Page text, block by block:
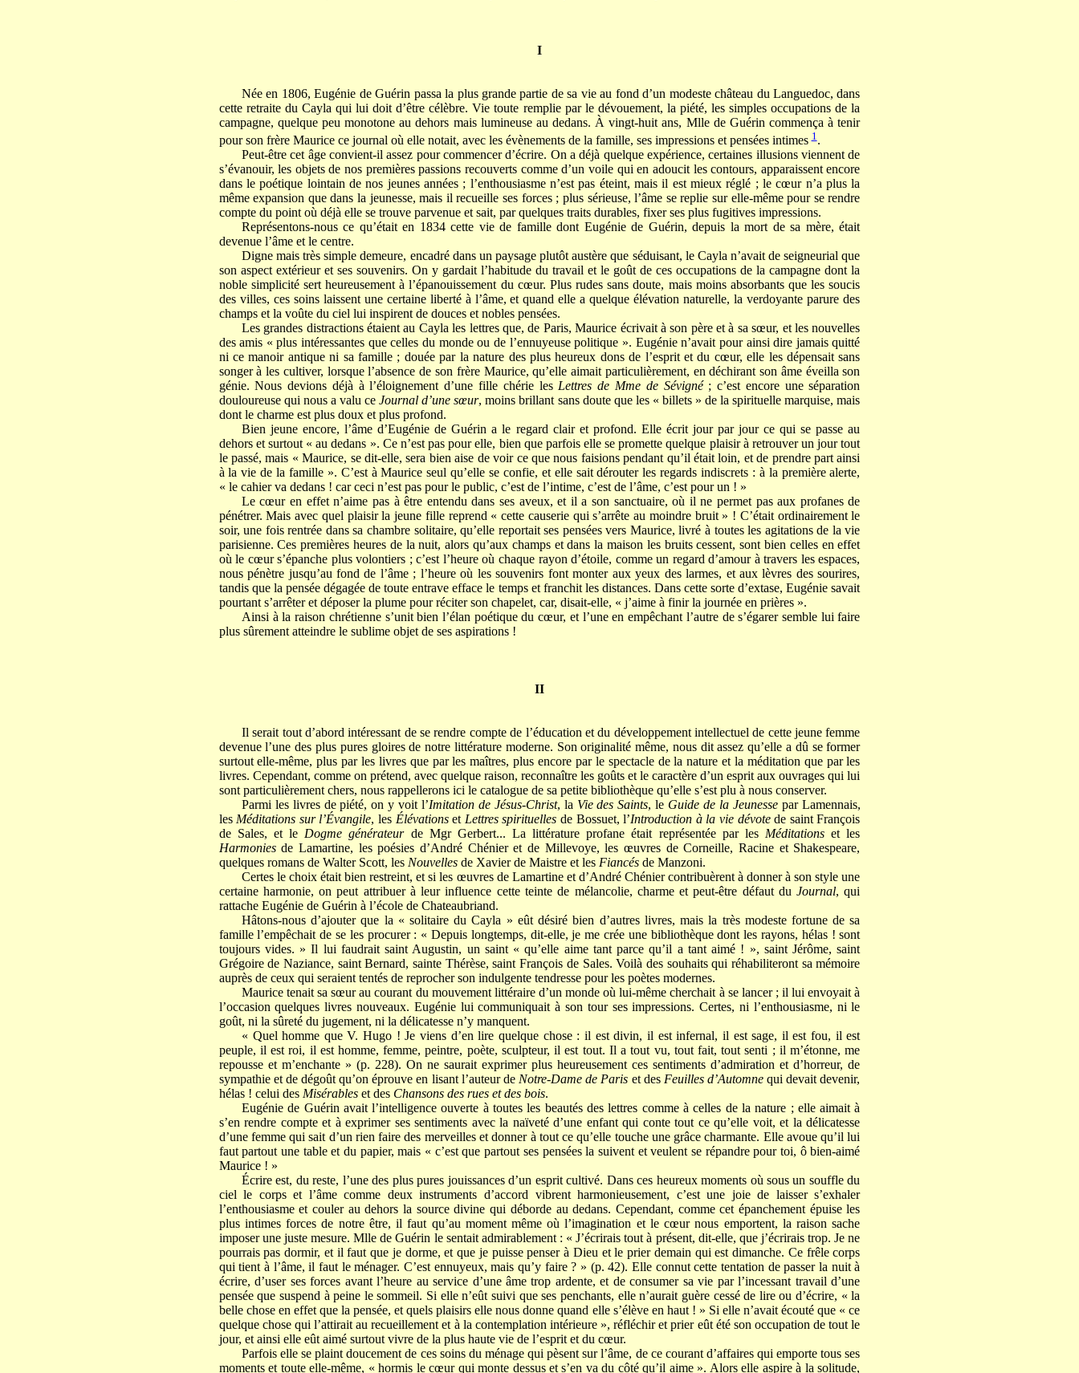
I
Née en 1806, Eugénie de Guérin passa la plus grande partie de sa vie au fond d’un modeste château du Languedoc, dans
cette retraite du Cayla qui lui doit d’être célèbre. Vie toute remplie par le dévouement, la piété, les simples occupations de la
campagne, quelque peu monotone au dehors mais lumineuse au dedans. À vingt-huit ans, Mlle de Guérin commença à tenir
pour son frère Maurice ce journal où elle notait, avec les évènements de la famille, ses impressions et pensées intimes 1.
Peut-être cet âge convient-il assez pour commencer d’écrire. On a déjà quelque expérience, certaines illusions viennent de
s’évanouir, les objets de nos premières passions recouverts comme d’un voile qui en adoucit les contours, apparaissent encore
dans le poétique lointain de nos jeunes années ; l’enthousiasme n’est pas éteint, mais il est mieux réglé ; le cœur n’a plus la
même expansion que dans la jeunesse, mais il recueille ses forces ; plus sérieuse, l’âme se replie sur elle-même pour se rendre
compte du point où déjà elle se trouve parvenue et sait, par quelques traits durables, fixer ses plus fugitives impressions.
Représentons-nous ce qu’était en 1834 cette vie de famille dont Eugénie de Guérin, depuis la mort de sa mère, était
devenue l’âme et le centre.
Digne mais très simple demeure, encadré dans un paysage plutôt austère que séduisant, le Cayla n’avait de seigneurial que
son aspect extérieur et ses souvenirs. On y gardait l’habitude du travail et le goût de ces occupations de la campagne dont la
noble simplicité sert heureusement à l’épanouissement du cœur. Plus rudes sans doute, mais moins absorbants que les soucis
des villes, ces soins laissent une certaine liberté à l’âme, et quand elle a quelque élévation naturelle, la verdoyante parure des
champs et la voûte du ciel lui inspirent de douces et nobles pensées.
Les grandes distractions étaient au Cayla les lettres que, de Paris, Maurice écrivait à son père et à sa sœur, et les nouvelles
des amis « plus intéressantes que celles du monde ou de l’ennuyeuse politique ». Eugénie n’avait pour ainsi dire jamais quitté
ni ce manoir antique ni sa famille ; douée par la nature des plus heureux dons de l’esprit et du cœur, elle les dépensait sans
songer à les cultiver, lorsque l’absence de son frère Maurice, qu’elle aimait particulièrement, en déchirant son âme éveilla son
génie. Nous devions déjà à l’éloignement d’une fille chérie les Lettres de Mme de Sévigné; c’est encore une séparation
douloureuse qui nous a valu ceJournal d’une sœur, moins brillant sans doute que les « billets » de la spirituelle marquise, mais
dont le charme est plus doux et plus profond.
Bien jeune encore, l’âme d’Eugénie de Guérin a le regard clair et profond. Elle écrit jour par jour ce qui se passe au
dehors et surtout « au dedans ». Ce n’est pas pour elle, bien que parfois elle se promette quelque plaisir à retrouver un jour tout
le passé, mais « Maurice, se dit-elle, sera bien aise de voir ce que nous faisions pendant qu’il était loin, et de prendre part ainsi
à la vie de la famille ». C’est à Maurice seul qu’elle se confie, et elle sait dérouter les regards indiscrets : à la première alerte,
« le cahier va dedans ! car ceci n’est pas pour le public, c’est de l’intime, c’est de l’âme, c’est pour un ! »
Le cœur en effet n’aime pas à être entendu dans ses aveux, et il a son sanctuaire, où il ne permet pas aux profanes de
pénétrer. Mais avec quel plaisir la jeune fille reprend « cette causerie qui s’arrête au moindre bruit » ! C’était ordinairement le
soir, une fois rentrée dans sa chambre solitaire, qu’elle reportait ses pensées vers Maurice, livré à toutes les agitations de la vie
parisienne. Ces premières heures de la nuit, alors qu’aux champs et dans la maison les bruits cessent, sont bien celles en effet
où le cœur s’épanche plus volontiers ; c’est l’heure où chaque rayon d’étoile, comme un regard d’amour à travers les espaces,
nous pénètre jusqu’au fond de l’âme ; l’heure où les souvenirs font monter aux yeux des larmes, et aux lèvres des sourires,
tandis que la pensée dégagée de toute entrave efface le temps et franchit les distances. Dans cette sorte d’extase, Eugénie savait
pourtant s’arrêter et déposer la plume pour réciter son chapelet, car, disait-elle, « j’aime à finir la journée en prières ».
Ainsi à la raison chrétienne s’unit bien l’élan poétique du cœur, et l’une en empêchant l’autre de s’égarer semble lui faire
plus sûrement atteindre le sublime objet de ses aspirations !
II
Il serait tout d’abord intéressant de se rendre compte de l’éducation et du développement intellectuel de cette jeune femme
devenue l’une des plus pures gloires de notre littérature moderne. Son originalité même, nous dit assez qu’elle a dû se former
surtout elle-même, plus par les livres que par les maîtres, plus encore par le spectacle de la nature et la méditation que par les
livres. Cependant, comme on prétend, avec quelque raison, reconnaître les goûts et le caractère d’un esprit aux ouvrages qui lui
sont particulièrement chers, nous rappellerons ici le catalogue de sa petite bibliothèque qu’elle s’est plu à nous conserver.
Parmi les livres de piété, on y voit l’Imitation de Jésus-Christ, la Vie des Saints, le Guide de la Jeunessepar Lamennais,
les Méditations sur l’Évangile, les Élévationset Lettres spirituelles de Bossuet, l’Introduction à la vie dévotede saint François
de Sales, et le Dogme générateurde Mgr Gerbert... La littérature profane était représentée par les Méditations et les
Harmoniesde Lamartine, les poésies d’André Chénier et de Millevoye, les œuvres de Corneille, Racine et Shakespeare,
quelques romans de Walter Scott, les Nouvellesde Xavier de Maistre et les Fiancésde Manzoni.
Certes le choix était bien restreint, et si les œuvres de Lamartine et d’André Chénier contribuèrent à donner à son style une
certaine harmonie, on peut attribuer à leur influence cette teinte de mélancolie, charme et peut-être défaut duJournal, qui
rattache Eugénie de Guérin à l’école de Chateaubriand.
Hâtons-nous d’ajouter que la « solitaire du Cayla » eût désiré bien d’autres livres, mais la très modeste fortune de sa
famille l’empêchait de se les procurer : « Depuis longtemps, dit-elle, je me crée une bibliothèque dont les rayons, hélas ! sont
toujours vides. » Il lui faudrait saint Augustin, un saint « qu’elle aime tant parce qu’il a tant aimé ! », saint Jérôme, saint
Grégoire de Naziance, saint Bernard, sainte Thérèse, saint François de Sales. Voilà des souhaits qui réhabiliteront sa mémoire
auprès de ceux qui seraient tentés de reprocher son indulgente tendresse pour les poètes modernes.
Maurice tenait sa sœur au courant du mouvement littéraire d’un monde où lui-même cherchait à se lancer ; il lui envoyait à
l’occasion quelques livres nouveaux. Eugénie lui communiquait à son tour ses impressions. Certes, ni l’enthousiasme, ni le
goût, ni la sûreté du jugement, ni la délicatesse n’y manquent.
« Quel homme que V. Hugo ! Je viens d’en lire quelque chose : il est divin, il est infernal, il est sage, il est fou, il est
peuple, il est roi, il est homme, femme, peintre, poète, sculpteur, il est tout. Il a tout vu, tout fait, tout senti ; il m’étonne, me
repousse et m’enchante » (p. 228). On ne saurait exprimer plus heureusement ces sentiments d’admiration et d’horreur, de
sympathie et de dégoût qu’on éprouve en lisant l’auteur de Notre-Dame de Paris et des Feuilles d’Automne qui devait devenir,
hélas ! celui des Misérableset des Chansons des rues et des bois.
Eugénie de Guérin avait l’intelligence ouverte à toutes les beautés des lettres comme à celles de la nature ; elle aimait à
s’en rendre compte et à exprimer ses sentiments avec la naïveté d’une enfant qui conte tout ce qu’elle voit, et la délicatesse
d’une femme qui sait d’un rien faire des merveilles et donner à tout ce qu’elle touche une grâce charmante. Elle avoue qu’il lui
faut partout une table et du papier, mais « c’est que partout ses pensées la suivent et veulent se répandre pour toi, ô bien-aimé
Maurice ! »
Écrire est, du reste, l’une des plus pures jouissances d’un esprit cultivé. Dans ces heureux moments où sous un souffle du
ciel le corps et l’âme comme deux instruments d’accord vibrent harmonieusement, c’est une joie de laisser s’exhaler
l’enthousiasme et couler au dehors la source divine qui déborde au dedans. Cependant, comme cet épanchement épuise les
plus intimes forces de notre être, il faut qu’au moment même où l’imagination et le cœur nous emportent, la raison sache
imposer une juste mesure. Mlle de Guérin le sentait admirablement : « J’écrirais tout à présent, dit-elle, que j’écrirais trop. Je ne
pourrais pas dormir, et il faut que je dorme, et que je puisse penser à Dieu et le prier demain qui est dimanche. Ce frêle corps
qui tient à l’âme, il faut le ménager. C’est ennuyeux, mais qu’y faire ? » (p. 42). Elle connut cette tentation de passer la nuit à
écrire, d’user ses forces avant l’heure au service d’une âme trop ardente, et de consumer sa vie par l’incessant travail d’une
pensée que suspend à peine le sommeil. Si elle n’eût suivi que ses penchants, elle n’aurait guère cessé de lire ou d’écrire, « la
belle chose en effet que la pensée, et quels plaisirs elle nous donne quand elle s’élève en haut ! » Si elle n’avait écouté que « ce
quelque chose qui l’attirait au recueillement et à la contemplation intérieure », réfléchir et prier eût été son occupation de tout le
jour, et ainsi elle eût aimé surtout vivre de la plus haute vie de l’esprit et du cœur.
Parfois elle se plaint doucement de ces soins du ménage qui pèsent sur l’âme, de ce courant d’affaires qui emporte tous ses
moments et toute elle-même, « hormis le cœur qui monte dessus et s’en va du côté qu’il aime ». Alors elle aspire à la solitude,